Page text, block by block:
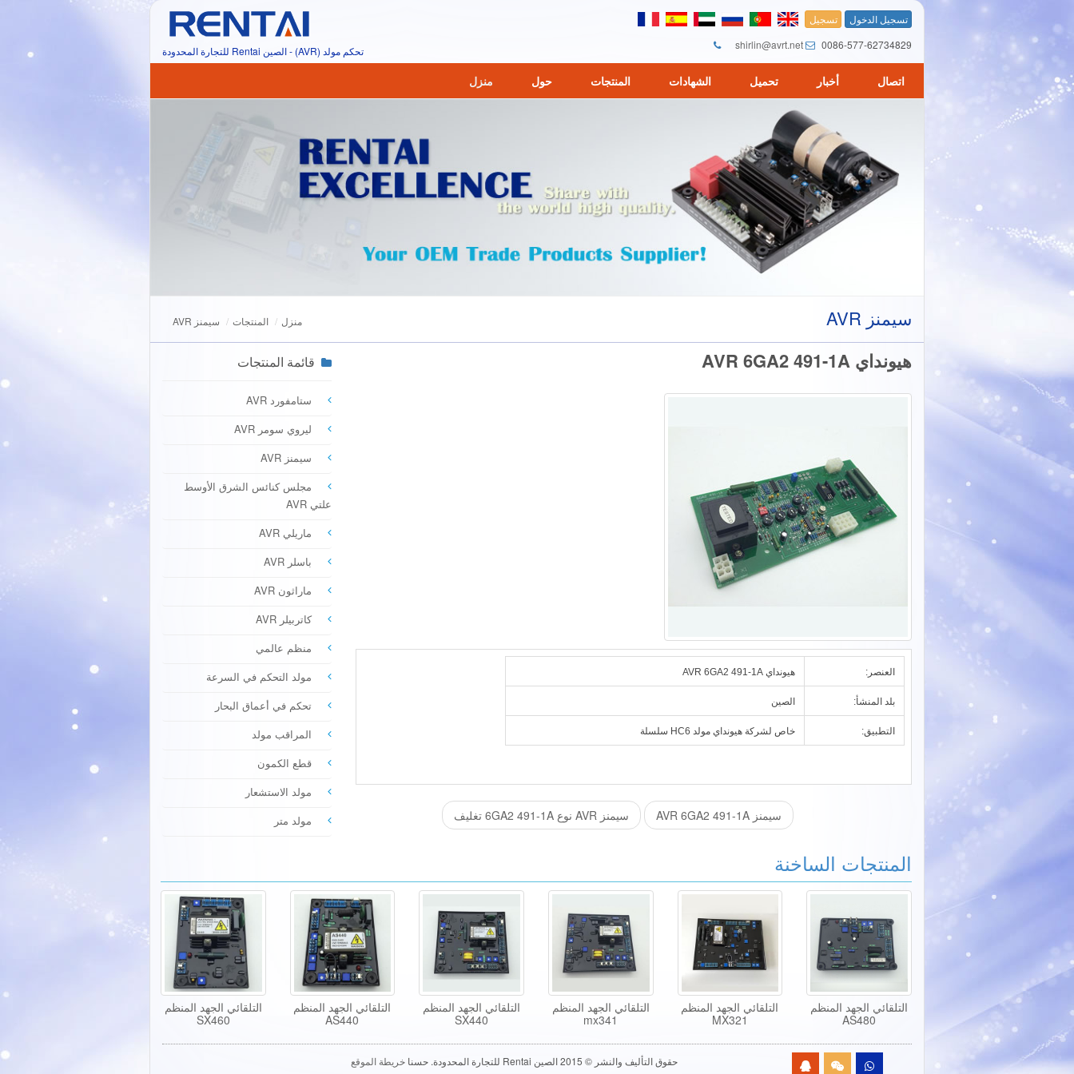
تحكم مولد (AVR) - الصين Rentai للتجارة المحدودة
تسجيل الدخول
تسجيل
shirlin@avrt.net
0086-577-62734829
منزل حول المنتجات الشهادات تحميل أخبار اتصال
سيمنز AVR منزل المنتجات سيمنز AVR
قائمة المنتجات
ستامفورد AVR
ليروي سومر AVR
سيمنز AVR
مجلس كنائس الشرق الأوسط
علتي AVR
ماريلي AVR
باسلر AVR
ماراثون AVR
كاتربيلر AVR
منظم عالمي
مولد التحكم في السرعة
تحكم في أعماق البحار
المراقب مولد
قطع الكمون
مولد الاستشعار
مولد متر
هيونداي AVR 6GA2 491-1A
العنصر: هيونداي AVR 6GA2 491-1A
بلد المنشأ: الصين
التطبيق: خاص لشركة هيونداي مولد HC6 سلسلة
سيمنز AVR 6GA2 491-1A سيمنز AVR نوع 6GA2 491-1A تغليف
المنتجات الساخنة
التلقائي الجهد المنظم
SX460
التلقائي الجهد المنظم
AS440
التلقائي الجهد المنظم
SX440
التلقائي الجهد المنظم
mx341
التلقائي الجهد المنظم
MX321
التلقائي الجهد المنظم
AS480
حقوق التأليف والنشر © 2015 الصين Rentai للتجارة المحدودة. حسنا
خريطة الموقع